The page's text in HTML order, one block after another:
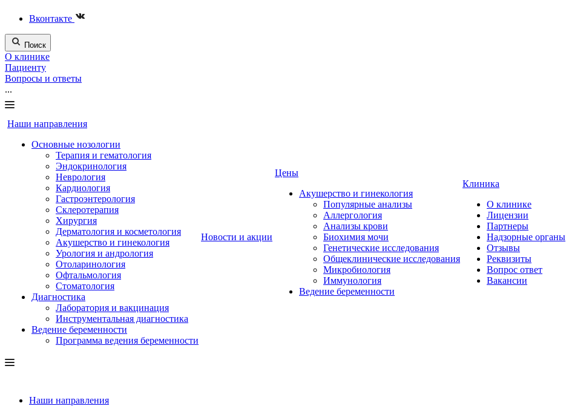
Вконтакте
Поиск
О клинике
Пациенту
Вопросы и ответы
...
Наши направления
Основные нозологии
Терапия и гематология
Эндокринология
Неврология
Кардиология
Гастроэнтерология
Склеротерапия
Хирургия
Дерматология и косметология
Акушерство и гинекология
Урология и андрология
Отоларинология
Офтальмология
Стоматология
Диагностика
Лаборатория и вакцинация
Инструментальная диагностика
Ведение беременности
Программа ведения беременности
Новости и акции
Цены
Акушерство и гинекология
Популярные анализы
Аллергология
Анализы крови
Биохимия мочи
Генетические исследования
Общеклинические исследования
Микробиология
Иммунология
Ведение беременности
Клиника
О клинике
Лицензии
Партнеры
Надзорные органы
Отзывы
Реквизиты
Вопрос ответ
Вакансии
Наши направления